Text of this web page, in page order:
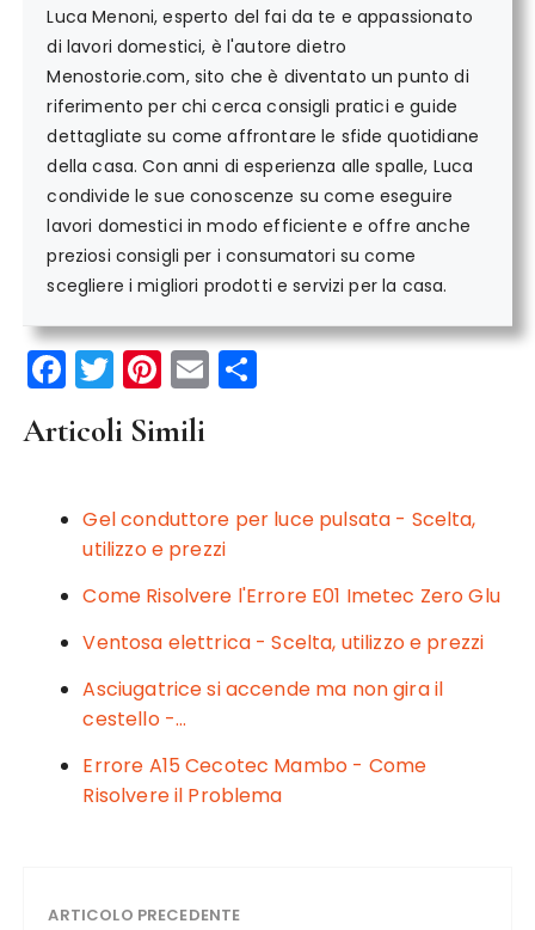
Luca Menoni, esperto del fai da te e appassionato
di lavori domestici, è l'autore dietro
Menostorie.com, sito che è diventato un punto di
riferimento per chi cerca consigli pratici e guide
dettagliate su come affrontare le sfide quotidiane
della casa. Con anni di esperienza alle spalle, Luca
condivide le sue conoscenze su come eseguire
lavori domestici in modo efficiente e offre anche
preziosi consigli per i consumatori su come
scegliere i migliori prodotti e servizi per la casa.
F
a
c
b
o
o
k
T
w
it
r
Pi
n
te
st
E
m
vi
Articoli Simili
Gel conduttore per luce pulsata - Scelta,
utilizzo e prezzi
Come Risolvere l'Errore E01 Imetec Zero Glu​​
Ventosa elettrica - Scelta, utilizzo e prezzi
Asciugatrice si accende ma non gira il
cestello -…
Errore A15 Cecotec Mambo - Come
Risolvere il Problema
ARTICOLO PRECEDENTE